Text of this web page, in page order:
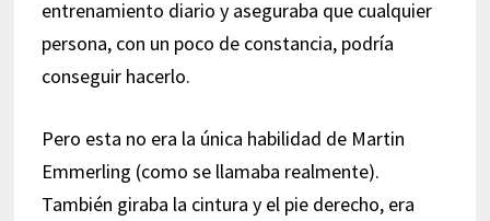
entrenamiento diario y aseguraba que cualquier
persona, con un poco de constancia, podría
conseguir hacerlo.
Pero esta no era la única habilidad de Martin
Emmerling (como se llamaba realmente).
También giraba la cintura y el pie derecho, era